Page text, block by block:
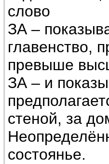
слово
ЗА –
главенство,
превыше
ЗА – и
стеной, за
состоянье.